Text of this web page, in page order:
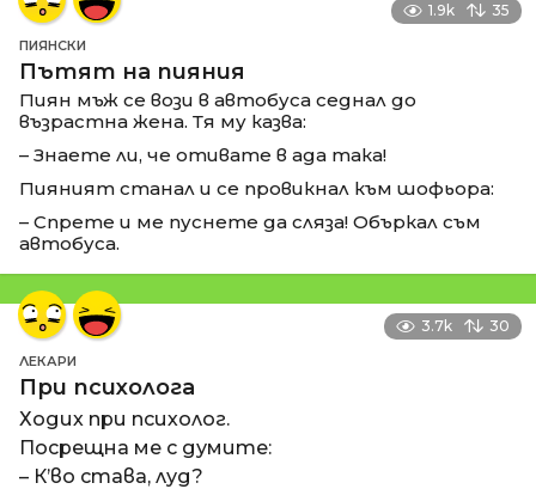
1.9k 35
ПИЯНСКИ
Пътят на пияния
Пиян мъж се вози в автобуса седнал до
възрастна жена. Тя му казва:
– Знаете ли, че отивате в ада така!
Пияният станал и се провикнал към шофьора:
– Спрете и ме пуснете да сляза! Объркал съм
автобуса.
3.7k 30
ЛЕКАРИ
При психолога
Ходих при психолог.
Посрещна ме с думите:
– К’во става, луд?